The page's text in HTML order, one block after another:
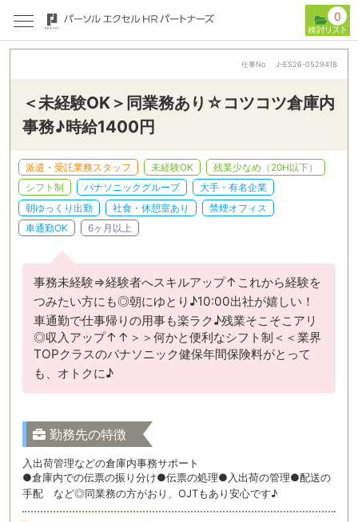
0
仕事No J-ES26-0529418
＜未経験OK＞同業務あり☆コツコツ倉庫内
事務♪時給1400円
派遣・受託業務スタッフ 未経験OK
残業少なめ（20H以下）
シフト制
パナソニックグループ
大手・有名企業
朝ゆっくり出勤
社食・休憩室あり
禁煙オフィス
車通勤OK
6ヶ月以上
事務未経験⇒経験者へスキルアップ↑これから経験を
つみたい方にも◎朝にゆとり♪10:00出社が嬉しい！
車通勤で仕事帰りの用事も楽ラク♪残業そこそこアリ
◎収入アップ↑↑＞＞何かと便利なシフト制＜＜業界
TOPクラスのパナソニック健保年間保険料がとって
も、オトクに♪
勤務先の特徴
入出荷管理などの倉庫内事務サポート
●倉庫内での伝票の振り分け●伝票の処理●入出荷の管理●配送の
手配 など◎同業務の方がおり、OJTもあり安心です♪